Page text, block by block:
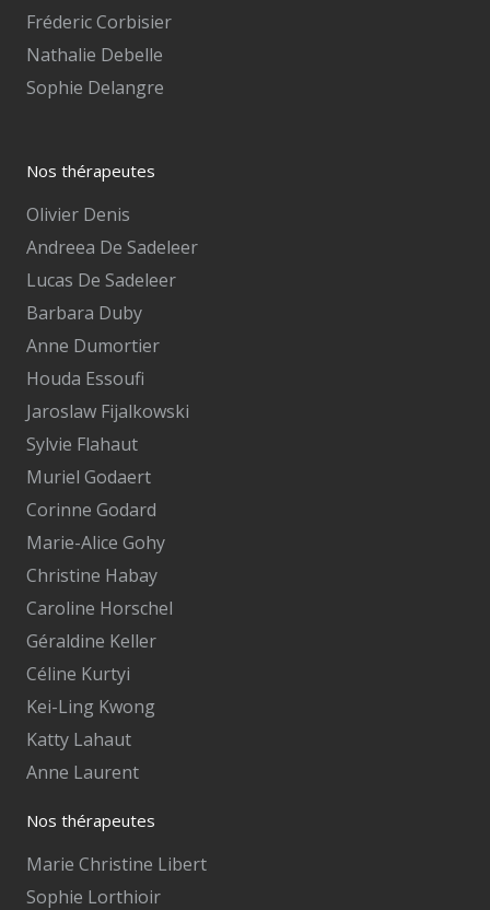
Fréderic Corbisier
Nathalie Debelle
Sophie Delangre
Nos thérapeutes
Olivier Denis
Andreea De Sadeleer
Lucas De Sadeleer
Barbara Duby
Anne Dumortier
Houda Essoufi
Jaroslaw Fijalkowski
Sylvie Flahaut
Muriel Godaert
Corinne Godard
Marie-Alice Gohy
Christine Habay
Caroline Horschel
Géraldine Keller
Céline Kurtyi
Kei-Ling Kwong
Katty Lahaut
Anne Laurent
Nos thérapeutes
Marie Christine Libert
Sophie Lorthioir